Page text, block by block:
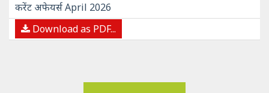
करेंट अफेयर्स April 2026
Download as PDF...